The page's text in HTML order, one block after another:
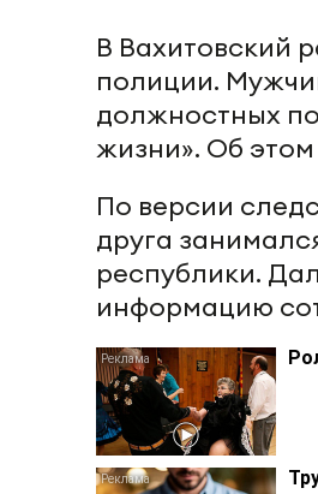
В Вахитовский
полиции.
должностных
жизни». Об
По версии
друга
республики.
информацию